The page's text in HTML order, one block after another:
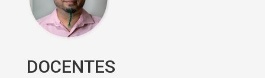
DOCENTES